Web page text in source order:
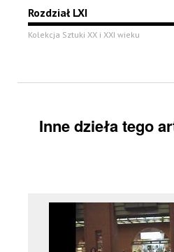
Rozdział LXI
Kolekcja Sztuki XX i XXI wieku
Inne dzieła tego